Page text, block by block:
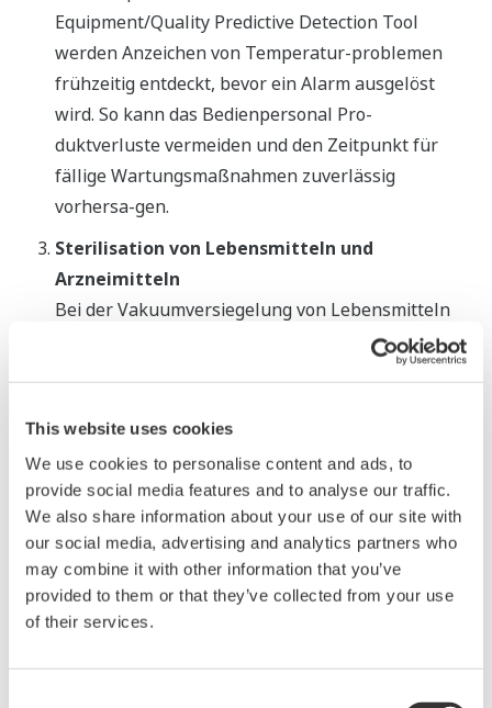
This website uses cookies
We use cookies to personalise content and ads, to
provide social media features and to analyse our traffic.
We also share information about your use of our site with
our social media, advertising and analytics partners who
may combine it with other information that you’ve
provided to them or that they’ve collected from your use
of their services.
Equipment/Quality Predictive Detection Tool
werden Anzeichen von Temperatur-problemen
frühzeitig entdeckt, bevor ein Alarm ausgelöst
wird. So kann das Bedienpersonal Pro-
duktverluste vermeiden und den Zeitpunkt für
fällige Wartungsmaßnahmen zuverlässig
vorhersa-gen.
Sterilisation von Lebensmitteln und
Arzneimitteln
Bei der Vakuumversiegelung von Lebensmitteln
und Arzneimitteln nach der Sterilisation können
unerwartete Geräteausfälle einen Stillstand
zu er-heblichen Produktionsverlusten führen. Mit
dem Equipment/Quality Predictive Detection Tool
las-sen sich aufkommende Undichtigkeiten
erkennen, bevor es zu einem Ausfall kommt. So
können die Bediener Geräteausfälle verhindern
und Produktverluste auf ein Minimum reduzieren.